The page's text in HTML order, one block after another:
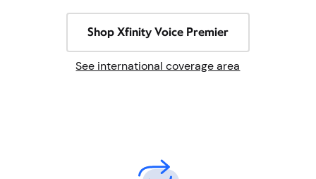
Comprar Xfinity Voice Premier